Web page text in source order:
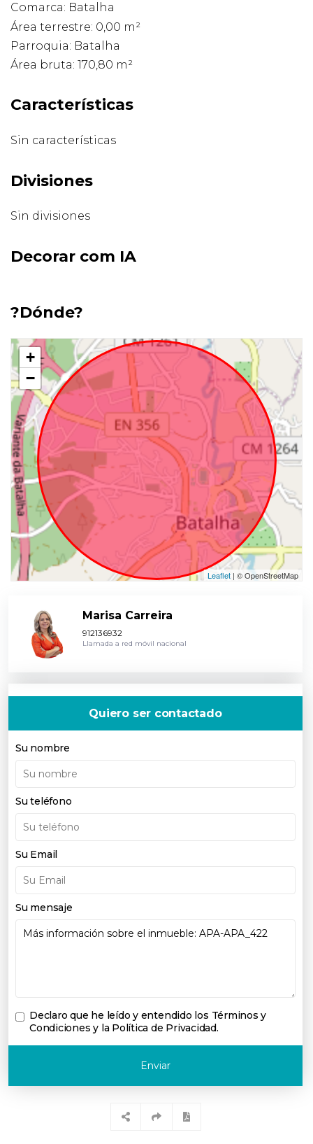
Comarca: Batalha
Área terrestre: 0,00 m²
Parroquia: Batalha
Área bruta: 170,80 m²
Características
Sin características
Divisiones
Sin divisiones
Decorar com IA
?Dónde?
+
−
Leaflet | © OpenStreetMap
Marisa Carreira
912136932
Llamada a red móvil nacional
Quiero ser contactado
Su nombre
Su teléfono
Su Email
Su mensaje
Declaro que he leído y entendido los Términos y
Condiciones y la Política de Privacidad.
Enviar